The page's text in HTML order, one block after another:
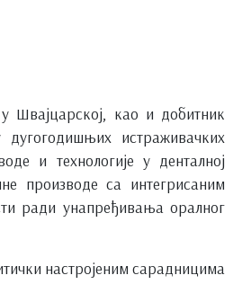
Швајцарској, као и добитник
истраживачких
и технологије у денталној
производе са интегрисаним
ради унапређивања оралног
настројеним сарадницима